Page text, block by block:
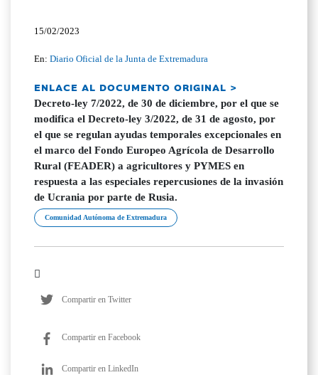
15/02/2023
En:Diario Oficial de la Junta de Extremadura
ENLACE AL DOCUMENTO ORIGINAL >
Decreto-ley 7/2022, de 30 de diciembre, por el que se
modifica el Decreto-ley 3/2022, de 31 de agosto, por
el que se regulan ayudas temporales excepcionales en
el marco del Fondo Europeo Agrícola de Desarrollo
Rural (FEADER) a agricultores y PYMES en
respuesta a las especiales repercusiones de la invasión
de Ucrania por parte de Rusia.
Comunidad Autónoma de Extremadura
Compartir en Twitter
Compartir en Facebook
Compartir en LinkedIn